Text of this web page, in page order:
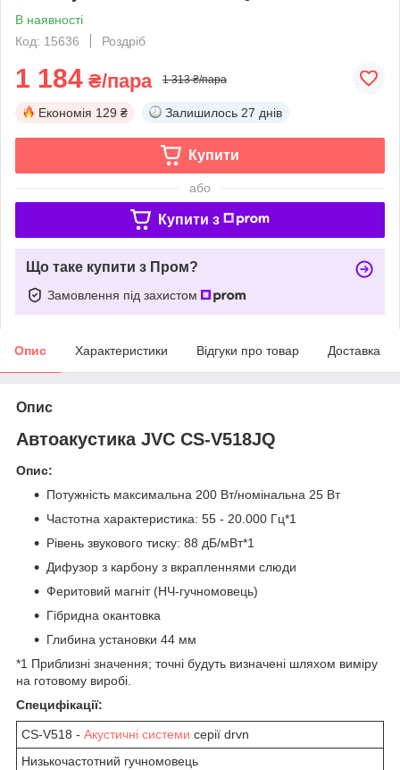
В наявності
Код: 15636
Роздріб
1 184 ₴/пара 1 313 ₴/пара
Економія 129 ₴ Залишилось 27 днів
Купити
або
Купити з
Що таке купити з Пром?
Замовлення під захистом
Опис Характеристики Відгуки про товар Доставка
Опис
Автоакустика JVC CS-V518JQ
Опис:
Потужність максимальна 200 Вт/номінальна 25 Вт
Частотна характеристика: 55 - 20.000 Гц*1
Рівень звукового тиску: 88 дБ/мВт*1
Дифузор з карбону з вкрапленнями слюди
Феритовий магніт (НЧ-гучномовець)
Гібридна окантовка
Глибина установки 44 мм
*1 Приблизні значення; точні будуть визначені шляхом виміру
на готовому виробі.
Специфікації:
CS-V518 - Акустичні системи серії drvn
Низькочастотний гучномовець